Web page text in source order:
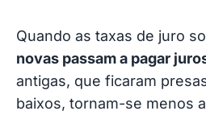
A armadilha da
Quem sofre mais com
Quando as taxas de juro
novas passam a pagar
antigas, que ficaram
baixos, tornam-se menos